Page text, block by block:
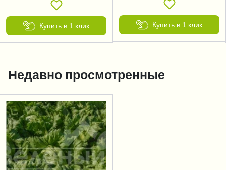
Купить в 1 клик Купить в 1 клик
Недавно просмотренные